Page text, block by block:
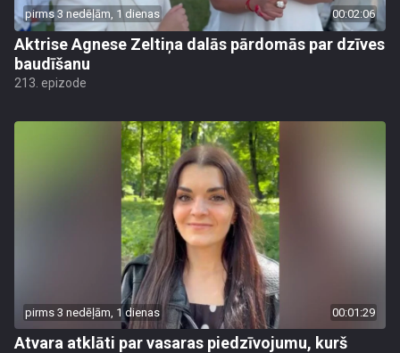
pirms 3 nedēļām, 1 dienas 00:02:06
Aktrise Agnese Zeltiņa dalās pārdomās par dzīves
baudīšanu
213. epizode
pirms 3 nedēļām, 1 dienas 00:01:29
Atvara atklāti par vasaras piedzīvojumu, kurš